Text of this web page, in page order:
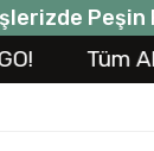
Peşin
Tüm